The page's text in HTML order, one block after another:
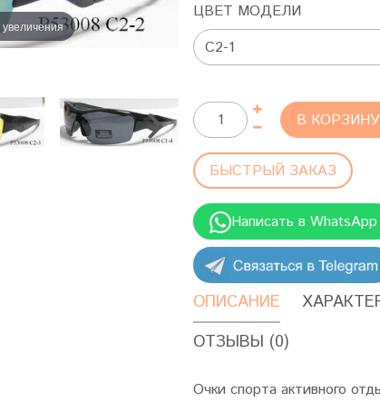
ЦВЕТ МОДЕЛИ
В КОРЗИНУ
БЫСТРЫЙ ЗАКАЗ
Написать в WhatsApp
ОПИСАНИЕ
ОТЗЫВЫ (0)
Очки спорта активного